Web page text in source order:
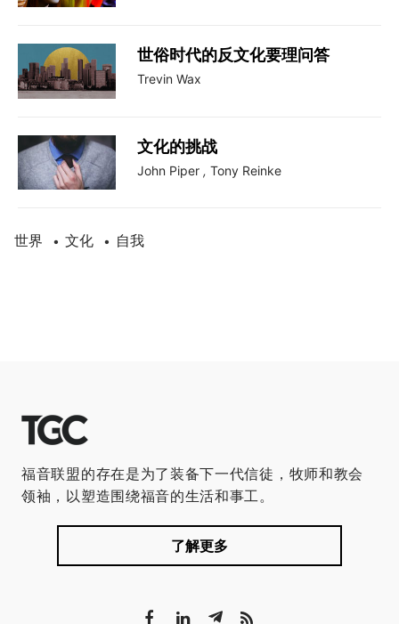
世俗时代的反文化要理问答
Trevin Wax
文化的挑战
John Piper , Tony Reinke
世界 • 文化 • 自我
福音联盟的存在是为了装备下一代信徒，牧师和教会
领袖，以塑造围绕福音的生活和事工。
了解更多